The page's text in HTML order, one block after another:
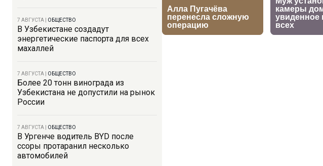
7 АВГУСТА ОБЩЕСТВО
В Узбекистане создадут
энергетические паспорта для всех
махаллей
7 АВГУСТА ОБЩЕСТВО
Более 20 тонн винограда из
Узбекистана не допустили на рынок
России
7 АВГУСТА ОБЩЕСТВО
В Ургенче водитель BYD после
ссоры протаранил несколько
автомобилей